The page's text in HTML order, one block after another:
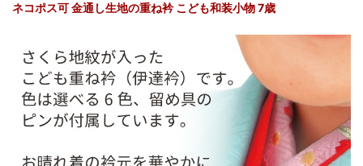
ネコポス可 金通し生地の重ね衿 こども和装小物 7歳